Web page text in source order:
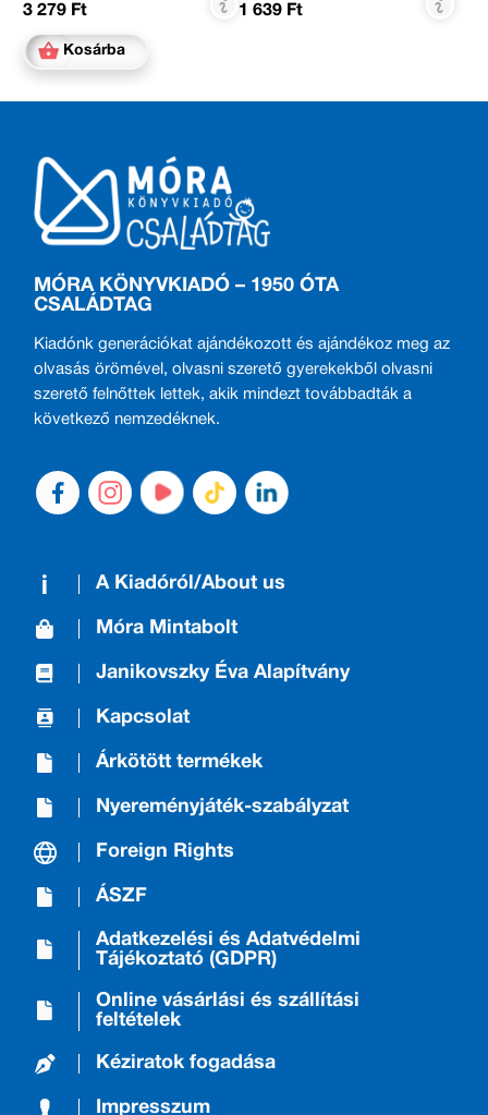
3 279 Ft
Kosárba
1 639 Ft
MÓRA KÖNYVKIADÓ – 1950 ÓTA
CSALÁDTAG
Kiadónk generációkat ajándékozott és ajándékoz meg az
olvasás örömével, olvasni szerető gyerekekből olvasni
szerető felnőttek lettek, akik mindezt továbbadták a
következő nemzedéknek.
A Kiadóról/About us
Móra Mintabolt
Janikovszky Éva Alapítvány
Kapcsolat
Árkötött termékek
Nyereményjáték-szabályzat
Foreign Rights
ÁSZF
Adatkezelési és Adatvédelmi
Tájékoztató (GDPR)
Online vásárlási és szállítási
feltételek
Kéziratok fogadása
Impresszum